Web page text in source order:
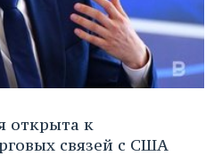
открыта к
связей с США